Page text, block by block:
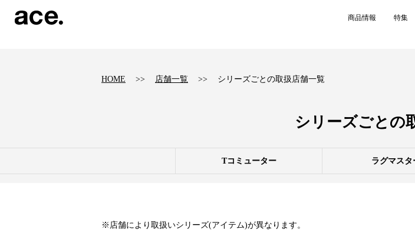
商品情報 特集
HOME 店舗一覧 シリーズごとの取扱店舗一覧
シリーズごとの
Tコミューター ラグマスタ
※店舗により取扱いシリーズ(アイテム)が異なります。